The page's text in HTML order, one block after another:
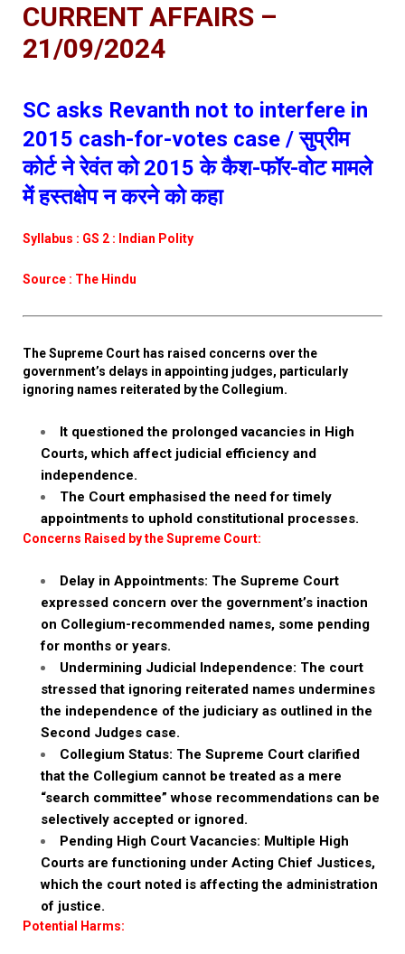
CURRENT AFFAIRS –
21/09/2024
SC asks Revanth not to interfere in
2015 cash-for-votes case / सुप्रीम
कोर्ट ने रेवंत को 2015 के कैश-फॉर-वोट मामले
में हस्तक्षेप न करने को कहा
Syllabus : GS 2 : Indian Polity
Source : The Hindu
The Supreme Court has raised concerns over the
government’s delays in appointing judges, particularly
ignoring names reiterated by the Collegium.
It questioned the prolonged vacancies in High
Courts, which affect judicial efficiency and
independence.
The Court emphasised the need for timely
appointments to uphold constitutional processes.
Concerns Raised by the Supreme Court:
Delay in Appointments: The Supreme Court
expressed concern over the government’s inaction
on Collegium-recommended names, some pending
for months or years.
Undermining Judicial Independence: The court
stressed that ignoring reiterated names undermines
the independence of the judiciary as outlined in the
Second Judges case.
Collegium Status: The Supreme Court clarified
that the Collegium cannot be treated as a mere
“search committee” whose recommendations can be
selectively accepted or ignored.
Pending High Court Vacancies: Multiple High
Courts are functioning under Acting Chief Justices,
which the court noted is affecting the administration
of justice.
Potential Harms: